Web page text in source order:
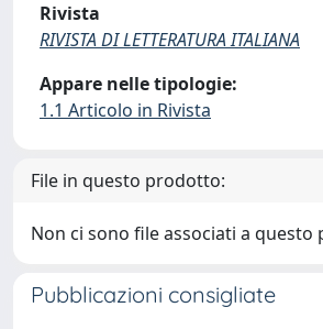
Rivista
RIVISTA DI LETTERATURA ITALIANA
Appare nelle tipologie:
1.1 Articolo in Rivista
File in questo prodotto:
Non ci sono file associati a questo
Pubblicazioni consigliate